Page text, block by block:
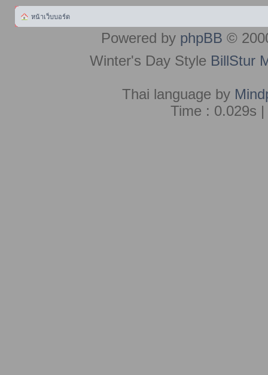
หน้าเว็บบอร์ด
Powered by phpBB ©
Winter's Day Style BillStur
Thai language by
Time : 0.029s